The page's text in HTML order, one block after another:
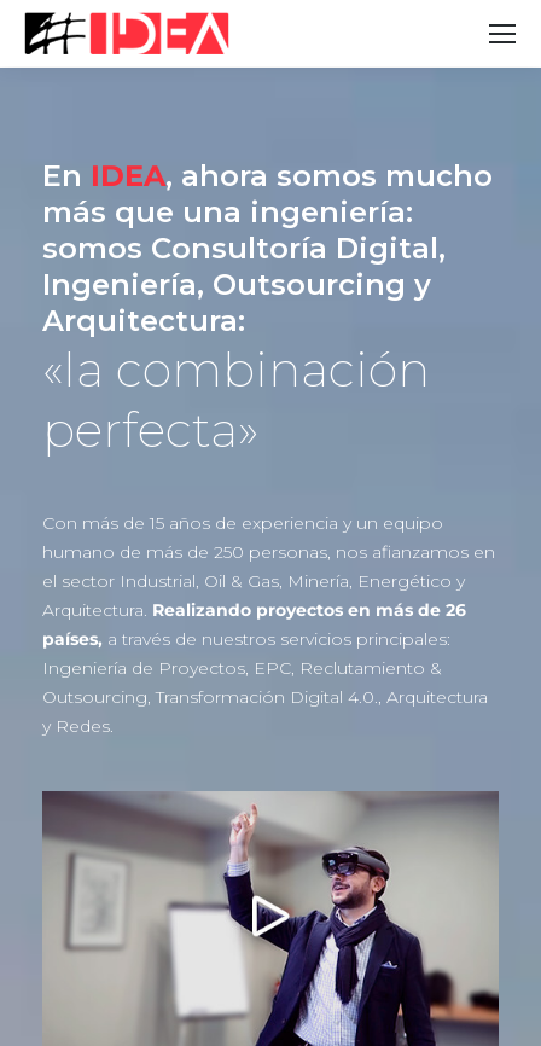
En IDEA, ahora somos mucho
más que una ingeniería:
somos Consultoría Digital,
Ingeniería, Outsourcing y
Arquitectura:
«la combinación
perfecta»
Con más de 15 años de experiencia y un equipo
humano de más de 250 personas, nos afianzamos en
el sector Industrial, Oil & Gas, Minería, Energético y
Arquitectura. Realizando proyectos en más de 26
países, a través de nuestros servicios principales:
Ingeniería de Proyectos, EPC, Reclutamiento &
Outsourcing, Transformación Digital 4.0., Arquitectura
y Redes.